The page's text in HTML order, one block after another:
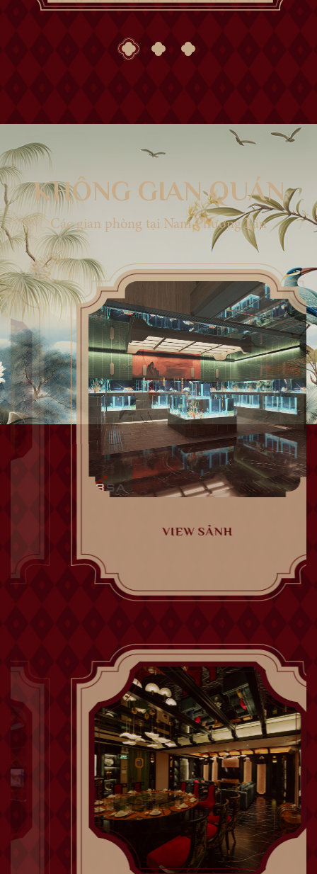
KHÔNG GIAN QUÁN
Các gian phòng tại Nam Phương Lầu
VIEW SẢNH